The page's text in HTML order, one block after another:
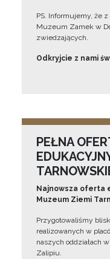
PS. Informujemy, że
Muzeum Zamek w
zwiedzających.
Odkryjcie z nami
PEŁNA
Najnowsza oferta
Muzeum Ziemi
Przygotowaliśmy
realizowanych w
naszych oddziałach
Zalipiu.